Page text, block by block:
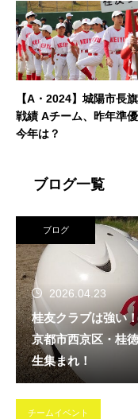
【A・2024】城陽市長
戦績 Aチーム、昨年準
今年は？
ブログ一覧
ブログ
2026.04.23
桂友クラブは強い
京都市西京区・桂
生集まれ！
チームイベント